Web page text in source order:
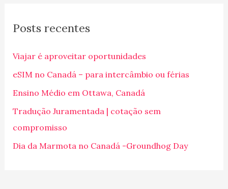
u
s
a
r
p
o
r
Posts recentes
Viajar é aproveitar oportunidades
eSIM no Canadá – para intercâmbio ou férias
Ensino Médio em Ottawa, Canadá
Tradução Juramentada | cotação sem
compromisso
Dia da Marmota no Canadá -Groundhog Day